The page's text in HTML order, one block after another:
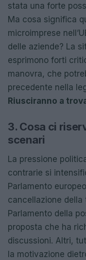
stata una forte
Ma cosa significa
microimprese
delle aziende? La
esprimono forti
manovra, che
precedente nella
Riusciranno a
3. Cosa ci
scenari
La pressione
contrarie si
Parlamento
cancellazione
Parlamento della
proposta che ha
discussioni. Altri,
la motivazione